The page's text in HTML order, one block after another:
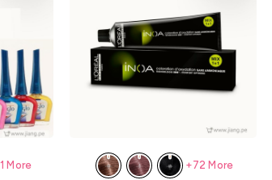
More +72 More